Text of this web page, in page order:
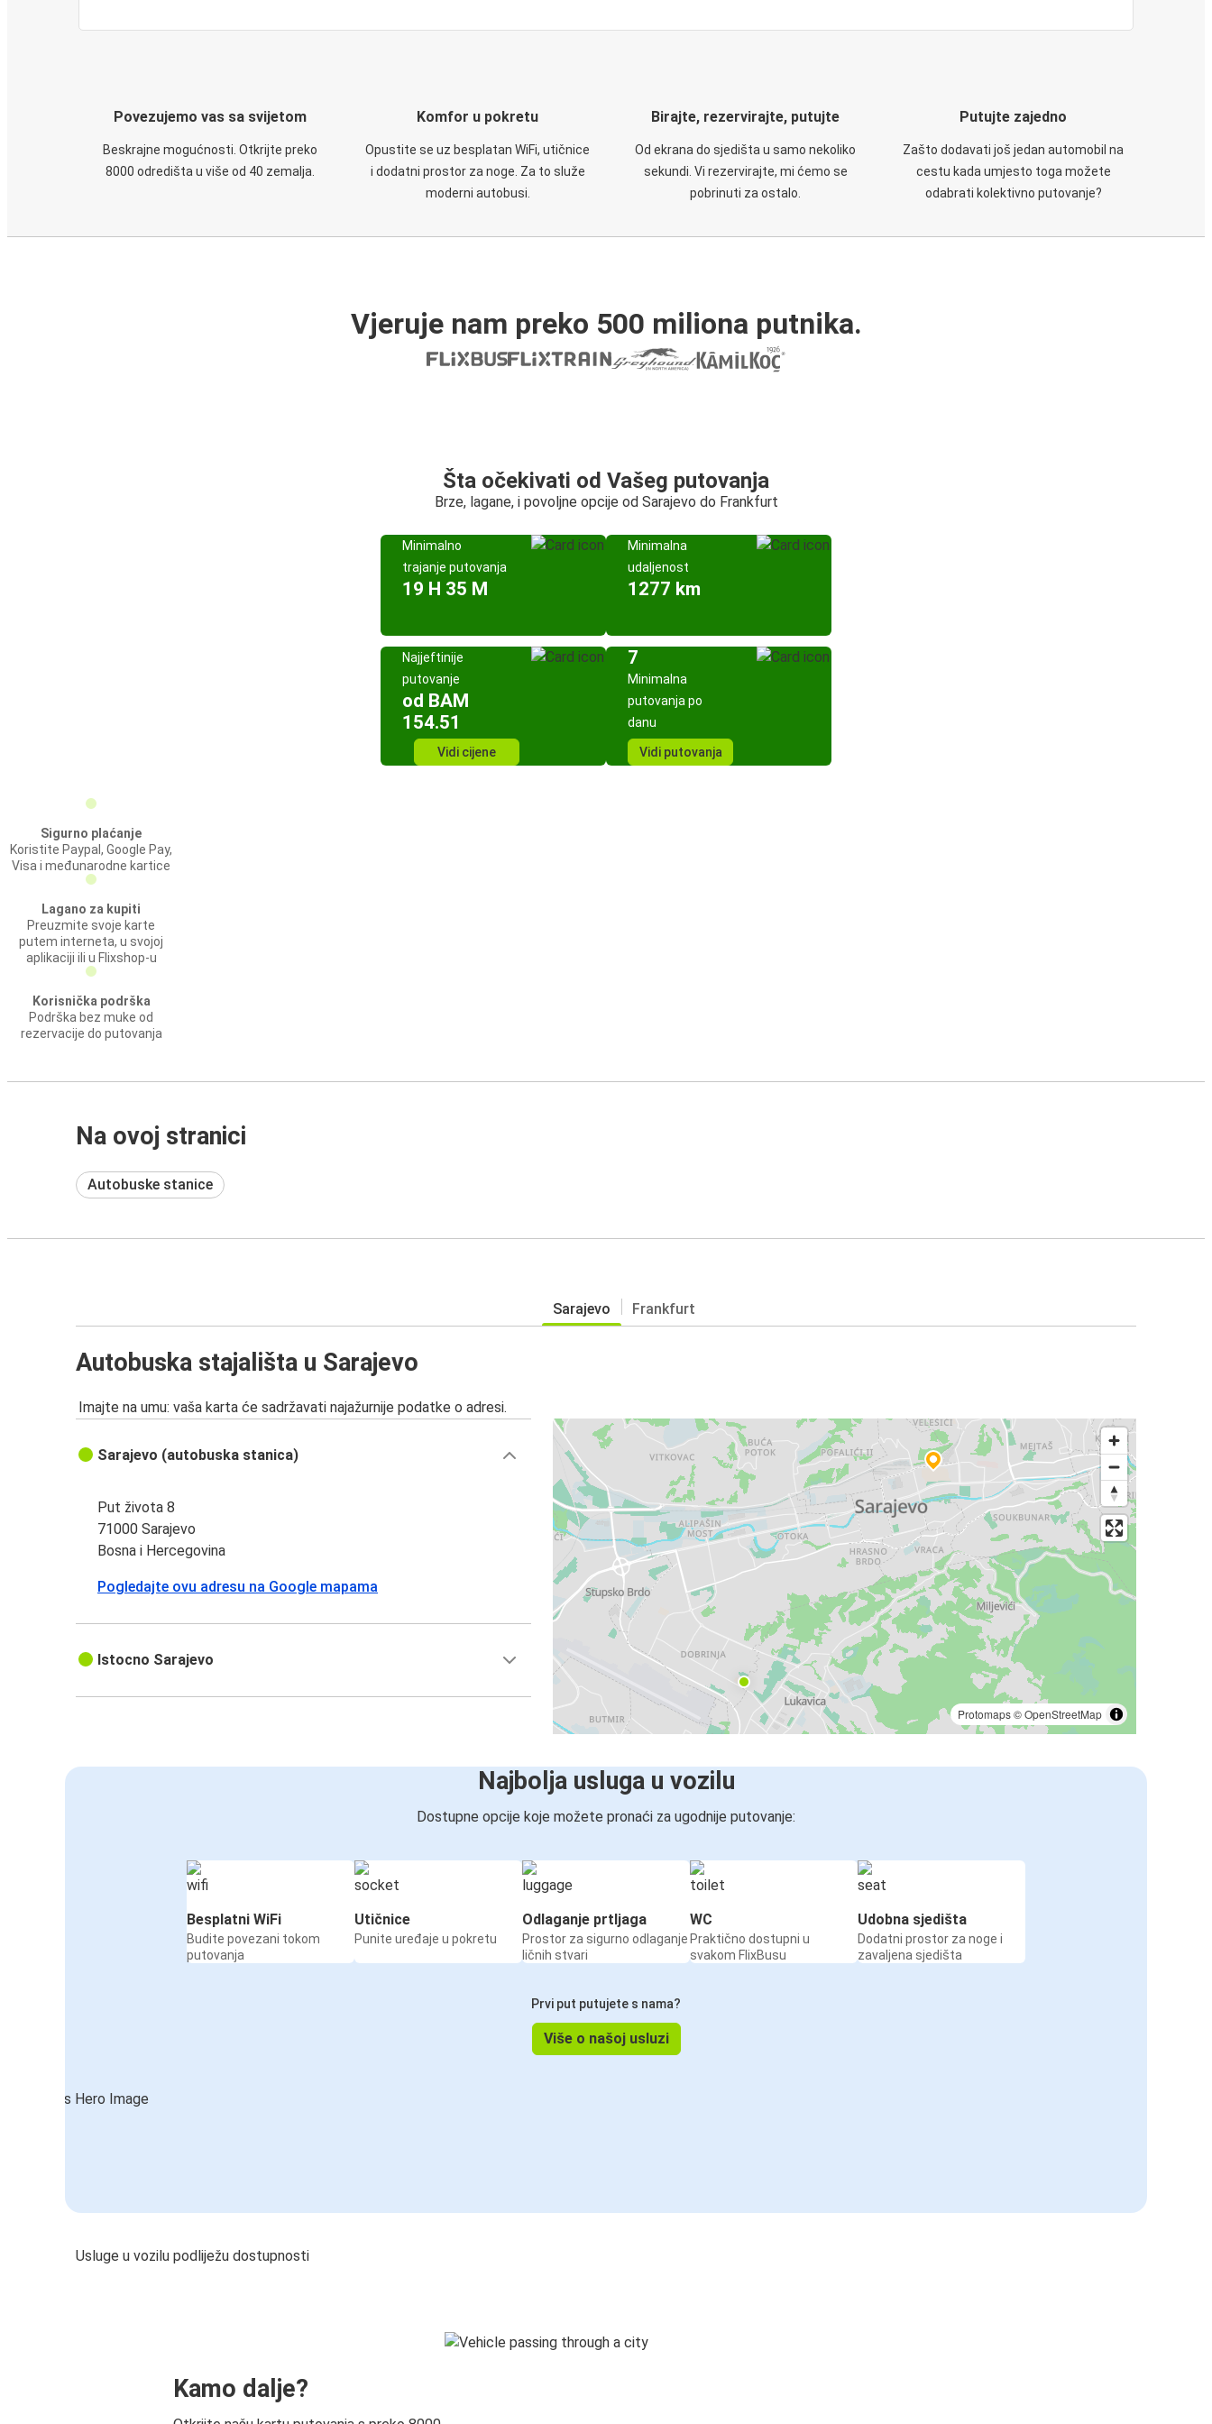
Povezujemo vas sa svijetom
Beskrajne mogućnosti. Otkrijte preko
8000 odredišta u više od 40 zemalja.
Komfor u pokretu
Opustite se uz besplatan WiFi, utičnice
i dodatni prostor za noge. Za to služe
moderni autobusi.
Birajte, rezervirajte, putujte
Od ekrana do sjedišta u samo nekoliko
sekundi. Vi rezervirajte, mi ćemo se
pobrinuti za ostalo.
Putujte zajedno
Zašto dodavati još jedan automobil na
cestu kada umjesto toga možete
odabrati kolektivno putovanje?
Vjeruje nam preko 500 miliona putnika.
Šta očekivati od Vašeg putovanja
Brze, lagane, i povoljne opcije od Sarajevo do Frankfurt
Minimalno
trajanje putovanja
19 H 35 M
Minimalna
udaljenost
1277 km
Najjeftinije
putovanje
od BAM
154.51
Vidi cijene
7
Minimalna
putovanja po
danu
Vidi putovanja
Sigurno plaćanje
Koristite Paypal, Google Pay,
Visa i međunarodne kartice
Lagano za kupiti
Preuzmite svoje karte
putem interneta, u svojoj
aplikaciji ili u Flixshop-u
Korisnička podrška
Podrška bez muke od
rezervacije do putovanja
Na ovoj stranici
Autobuske stanice
Sarajevo Frankfurt
Autobuska stajališta u Sarajevo
Imajte na umu: vaša karta će sadržavati najažurnije podatke o adresi.
Protomaps©OpenStreetMap
Sarajevo (autobuska stanica)
Put života 8
71000 Sarajevo
Bosna i Hercegovina
Pogledajte ovu adresu na Google mapama
Istocno Sarajevo
Najbolja usluga u vozilu
Dostupne opcije koje možete pronaći za ugodnije putovanje:
Besplatni WiFi
Budite povezani tokom
putovanja
Utičnice
Punite uređaje u pokretu
Odlaganje prtljaga
Prostor za sigurno odlaganje
ličnih stvari
WC
Praktično dostupni u
svakom FlixBusu
Udobna sjedišta
Dodatni prostor za noge i
zavaljena sjedišta
Prvi put putujete s nama?
Više o našoj usluzi
Usluge u vozilu podliježu dostupnosti
Kamo dalje?